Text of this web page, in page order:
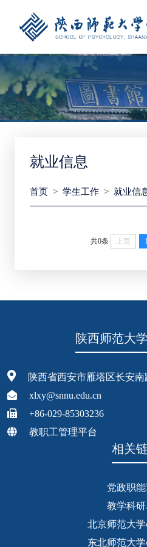
就业信息
首页 > 学生工作 > 就业信
共0条 上页 1
陕西师范大
陕西省西安市雁塔区长安南
xlxy@snnu.edu.cn
+86-029-85303236
教职工管理平台
相关
党政职
教学科
北京师范大
东北师范大